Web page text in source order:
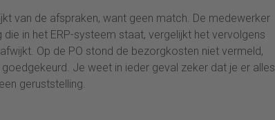
van de afspraken, want geen match. De medewerker
in het ERP-systeem staat, vergelijkt het vervolgens
Op de PO stond de bezorgkosten niet vermeld,
Je weet in ieder geval zeker dat je er alles
geruststelling.